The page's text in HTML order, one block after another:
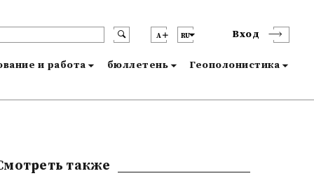
A RU Вход
и работа бюллетень Геополонистика
также